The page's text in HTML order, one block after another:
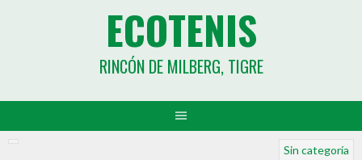
ECOTENIS
RINCÓN DE MILBERG, TIGRE
Sin categoría